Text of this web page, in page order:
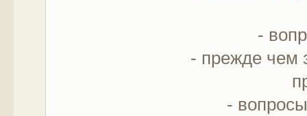
-
- прежде чем
-